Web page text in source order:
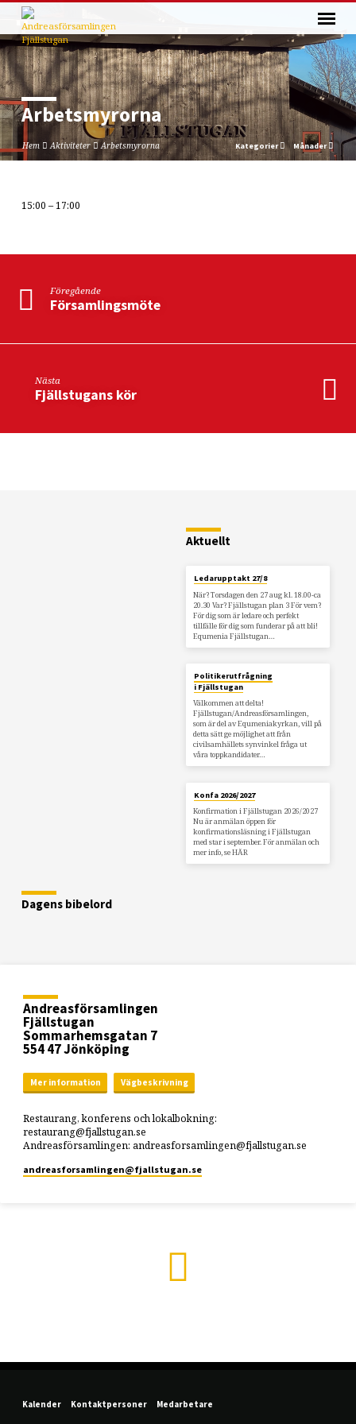
Arbetsmyrorna
Hem Aktiviteter Arbetsmyrorna Kategorier Månader
15:00 – 17:00
Föregående
Församlingsmöte
Nästa
Fjällstugans kör
Aktuellt
Ledarupptakt 27/8
När? Torsdagen den 27 aug kl. 18.00-ca
20.30 Var? Fjällstugan plan 3 För vem?
För dig som är ledare och perfekt
tillfälle för dig som funderar på att bli!
Equmenia Fjällstugan…
Politikerutfrågning
i Fjällstugan
Välkommen att delta!
Fjällstugan/Andreasförsamlingen,
som är del av Equmeniakyrkan, vill på
detta sätt ge möjlighet att från
civilsamhällets synvinkel fråga ut
våra toppkandidater…
Konfa 2026/2027
Konfirmation i Fjällstugan 2026/2027
Nu är anmälan öppen för
konfirmationsläsning i Fjällstugan
med star i september. För anmälan och
mer info, se HÄR
Dagens bibelord
Andreasförsamlingen
Fjällstugan
Sommarhemsgatan 7
554 47 Jönköping
Mer information Vägbeskrivning
Restaurang, konferens och lokalbokning:
restaurang@fjallstugan.se
Andreasförsamlingen: andreasforsamlingen@fjallstugan.se
andreasforsamlingen​@fjallstugan.se
Kalender Kontaktpersoner Medarbetare